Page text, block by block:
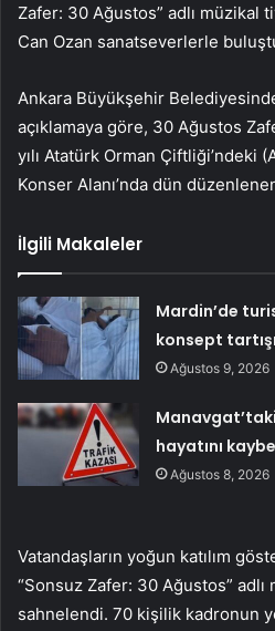
Zafer: 30 Ağustos” adlı müzikal
Can Ozan sanatseverlerle
Ankara Büyükşehir
açıklamaya göre, 30 Ağustos
yılı Atatürk Orman Çiftliği’ndeki
Konser Alanı’nda dün
İlgili Makaleler
Mardin’de
konsept
Ağustos 9, 2026
hayatını
Ağustos 8, 2026
Vatandaşların yoğun katılım
“Sonsuz Zafer: 30 Ağustos” adlı
sahnelendi. 70 kişilik kadronun